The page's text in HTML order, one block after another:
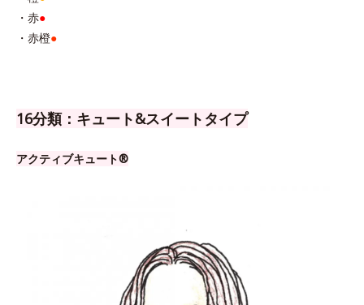
・赤●
・赤橙●
16分類：キュート&スイートタイプ
アクティブキュート®